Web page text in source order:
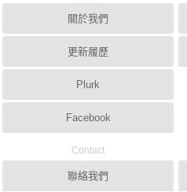
關於我們
更新履歷
Plurk
Facebook
Contact
聯絡我們